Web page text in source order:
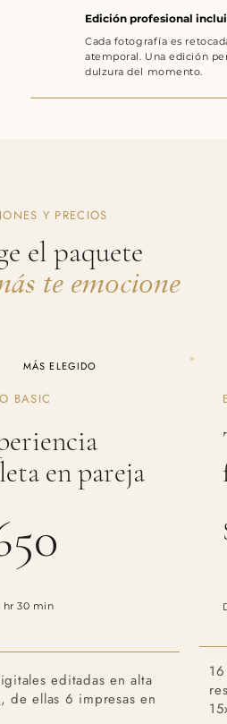
Edición profesional
Cada fotografía es
atemporal. Una edición
dulzura del momento.
Y PRECIOS
el paquete
te emocione
​MÁS ELEGIDO
BASIC
en pareja
hr 30 min
editadas en alta
de ellas 6 impresas en